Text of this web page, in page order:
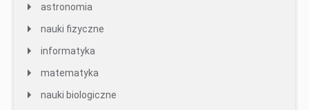
astronomia
nauki fizyczne
informatyka
matematyka
nauki biologiczne